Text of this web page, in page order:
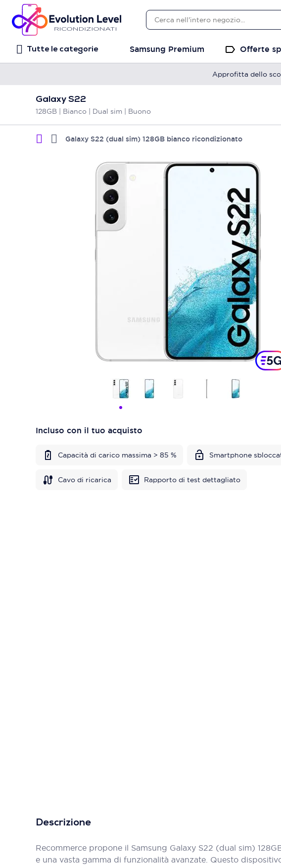
Tutte le categorie Samsung Premium Offerte
Approfitta dello
Galaxy S22
128GB | Bianco | Dual sim | Buono
Galaxy S22 (dual sim) 128GB bianco ricondizionato
Incluso con il tuo acquisto
Capacità di carico massima > 85 % Smartphone
Cavo di ricarica Rapporto di test dettagliato
Descrizione
Recommerce propone il Samsung Galaxy S22 (dual sim)
e una vasta gamma di funzionalità avanzate. Questo